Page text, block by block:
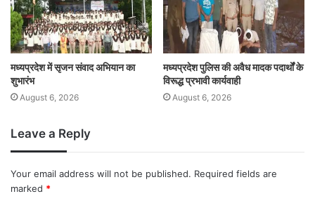
मध्यप्रदेश में सृजन संवाद अभियान का
शुभारंभ
August 6, 2026
मध्यप्रदेश पुलिस की अवैध मादक पदार्थों के
विरूद्ध प्रभावी कार्यवाही
August 6, 2026
Leave a Reply
Your email address will not be published. Required fields are
marked *